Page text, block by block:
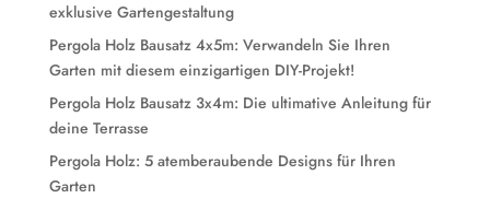
exklusive Gartengestaltung
Pergola Holz Bausatz 4x5m: Verwandeln Sie Ihren
Garten mit diesem einzigartigen DIY-Projekt!
Pergola Holz Bausatz 3x4m: Die ultimative Anleitung für
deine Terrasse
Pergola Holz: 5 atemberaubende Designs für Ihren
Garten